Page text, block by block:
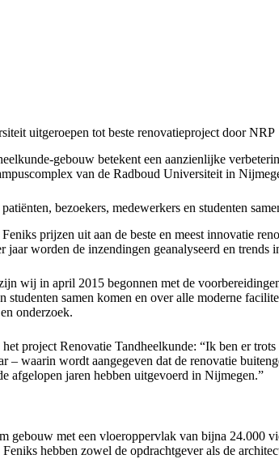
uitgeroepen tot beste renovatieproject door NRP
gebouw betekent een aanzienlijke
van de Radboud Universiteit in
bezoekers, medewerkers en studenten
prijzen uit aan de beste en meest innovatie
jaar worden de inzendingen geanalyseerd en trends
wij in april 2015 begonnen met de
studenten samen komen en over alle moderne
onderzoek.
project Renovatie Tandheelkunde: “Ik ben er
– waarin wordt aangegeven dat de renovatie
afgelopen jaren hebben uitgevoerd in Nijmegen.”
gebouw met een vloeroppervlak van bijna
hebben zowel de opdrachtgever als de